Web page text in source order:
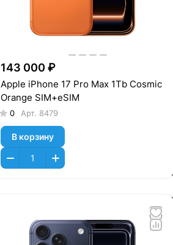
143 000 ₽
Apple iPhone 17 Pro Max 1Tb Cosmic
Orange SIM+eSIM
0 Арт. 8479
В корзину